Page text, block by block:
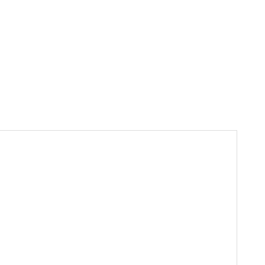
ylä- ja alavastus kiertoilmalla, kiertoilma,